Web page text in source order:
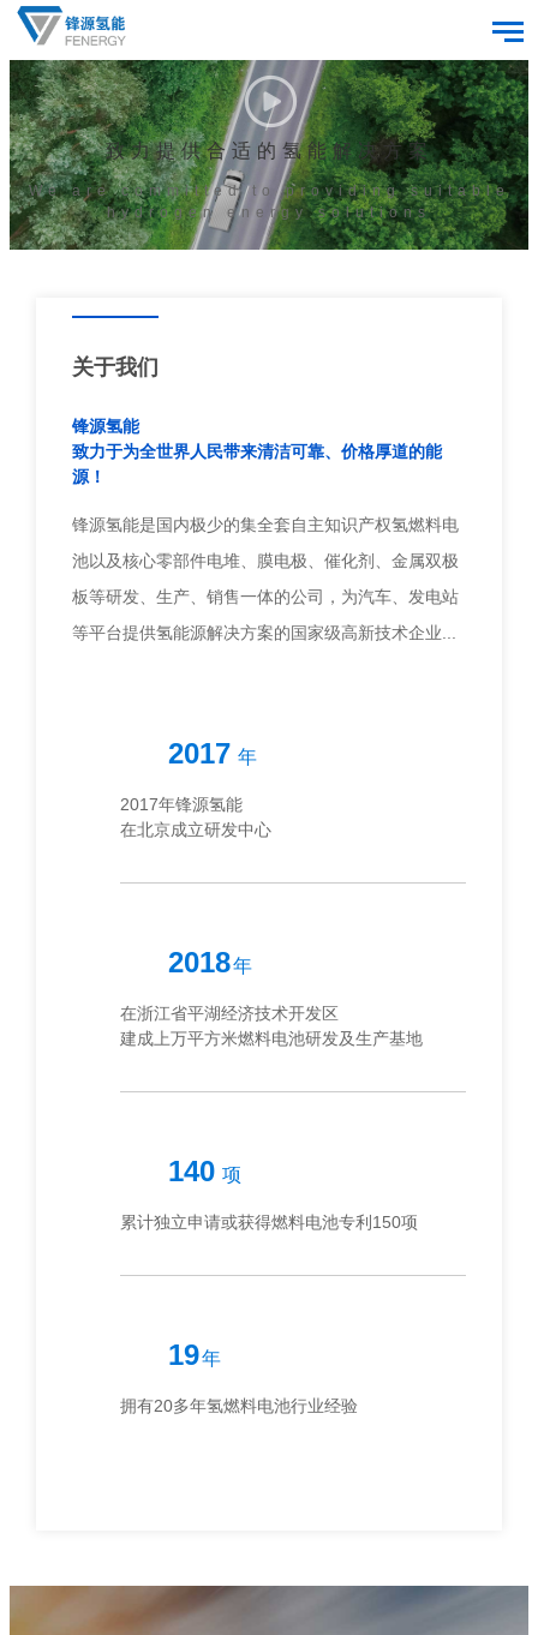
致力提供合适的氢能解决方案
We are committed to providing suitable
hydrogen energy solutions
关于我们
锋源氢能
致力于为全世界人民带来清洁可靠、价格厚道的能
源！
锋源氢能是国内极少的集全套自主知识产权氢燃料电
池以及核心零部件电堆、膜电极、催化剂、金属双极
板等研发、生产、销售一体的公司，为汽车、发电站
等平台提供氢能源解决方案的国家级高新技术企业...
2017 年
2017年锋源氢能
在北京成立研发中心
2018年
在浙江省平湖经济技术开发区
建成上万平方米燃料电池研发及生产基地
150 项
累计独立申请或获得燃料电池专利150项
20年
拥有20多年氢燃料电池行业经验